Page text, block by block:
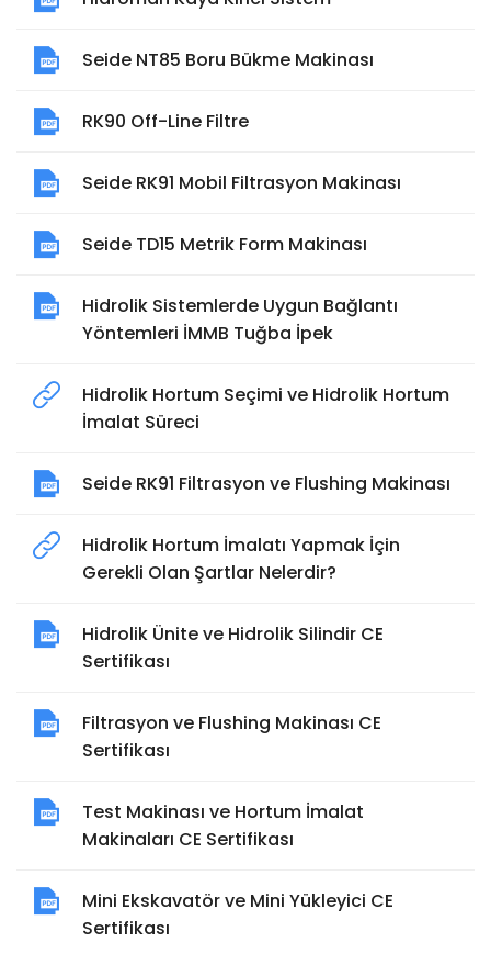
Seide NT85 Boru Bükme Makinası
RK90 Off-Line Filtre
Seide RK91 Mobil Filtrasyon Makinası
Seide TD15 Metrik Form Makinası
Hidrolik Sistemlerde Uygun Bağlantı
Yöntemleri İMMB Tuğba İpek
Hidrolik Hortum Seçimi ve Hidrolik Hortum
İmalat Süreci
Seide RK91 Filtrasyon ve Flushing Makinası
Hidrolik Hortum İmalatı Yapmak İçin
Gerekli Olan Şartlar Nelerdir?
Hidrolik Ünite ve Hidrolik Silindir CE
Sertifikası
Filtrasyon ve Flushing Makinası CE
Sertifikası
Test Makinası ve Hortum İmalat
Makinaları CE Sertifikası
Mini Ekskavatör ve Mini Yükleyici CE
Sertifikası